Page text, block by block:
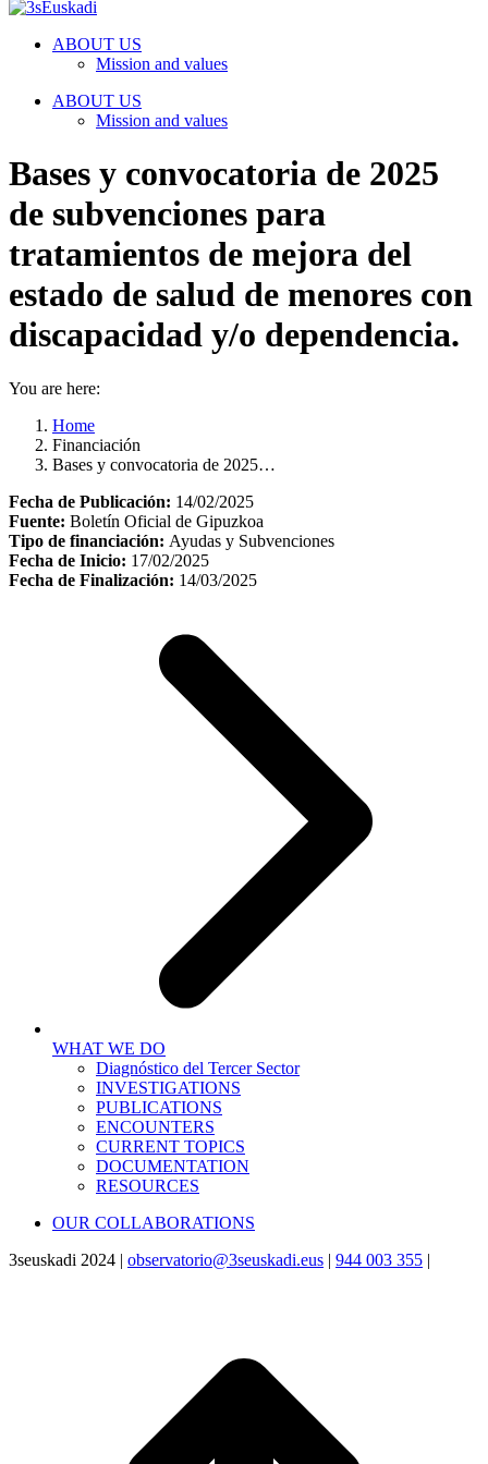
ABOUT US
Mission and values
ABOUT US
Mission and values
Bases y convocatoria de 2025
de subvenciones para
tratamientos de mejora del
estado de salud de menores con
discapacidad y/o dependencia.
You are here:
Home
Financiación
Bases y convocatoria de 2025…
Fecha de Publicación: 14/02/2025
Fuente: Boletín Oficial de Gipuzkoa
Tipo de financiación: Ayudas y Subvenciones
Fecha de Inicio: 17/02/2025
Fecha de Finalización: 14/03/2025
WHAT WE DO
Diagnóstico del Tercer Sector
INVESTIGATIONS
PUBLICATIONS
ENCOUNTERS
CURRENT TOPICS
DOCUMENTATION
RESOURCES
OUR COLLABORATIONS
3seuskadi 2024 | observatorio@3seuskadi.eus | 944 003 355 |